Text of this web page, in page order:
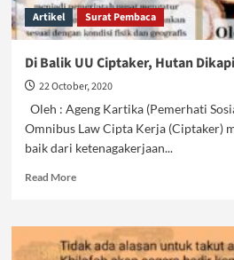
Artikel Surat Pembaca
Di Balik UU Ciptaker, Hutan
22 October, 2020
Oleh : Ageng Kartika (Pemerhati
Omnibus Law Cipta Kerja (Ciptaker)
baik dari ketenagakerjaan...
Read MoreRead
Di
Balik